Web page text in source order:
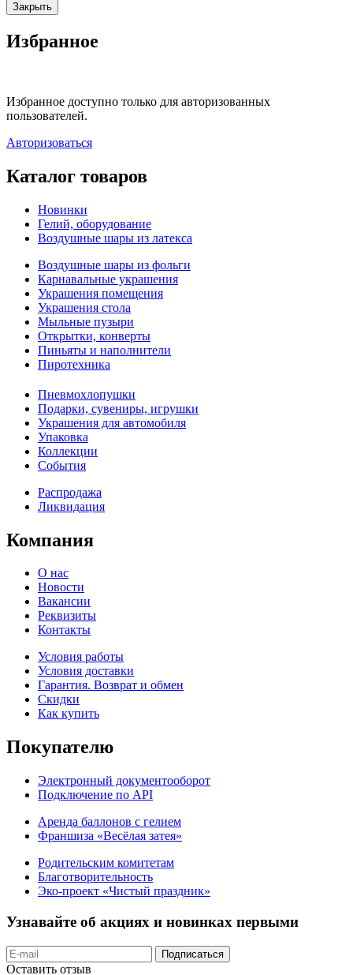
Закрыть
Избранное
Избранное доступно только для авторизованных
пользователей.
Авторизоваться
Каталог товаров
Новинки
Гелий, оборудование
Воздушные шары из латекса
Воздушные шары из фольги
Карнавальные украшения
Украшения помещения
Украшения стола
Мыльные пузыри
Открытки, конверты
Пиньяты и наполнители
Пиротехника
Пневмохлопушки
Подарки, сувениры, игрушки
Украшения для автомобиля
Упаковка
Коллекции
События
Распродажа
Ликвидация
Компания
О нас
Новости
Вакансии
Реквизиты
Контакты
Условия работы
Условия доставки
Гарантия. Возврат и обмен
Скидки
Как купить
Покупателю
Электронный документооборот
Подключение по API
Аренда баллонов с гелием
Франшиза «Весёлая затея»
Родительским комитетам
Благотворительность
Эко-проект «Чистый праздник»
Узнавайте об акциях и новинках первыми
Подписаться
Оставить отзыв